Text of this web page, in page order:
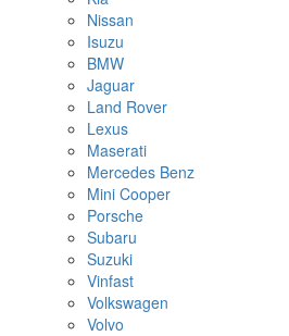
Nissan
Isuzu
BMW
Jaguar
Land Rover
Lexus
Maserati
Mercedes Benz
Mini Cooper
Porsche
Subaru
Suzuki
Vinfast
Volkswagen
Volvo